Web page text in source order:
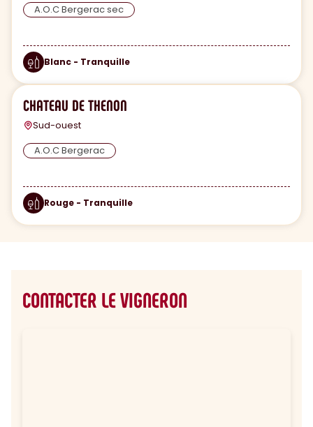
A.O.C Bergerac sec
Blanc - Tranquille
CHATEAU DE THENON
Sud-ouest
A.O.C Bergerac
Rouge - Tranquille
CONTACTER LE VIGNERON